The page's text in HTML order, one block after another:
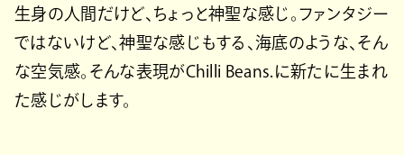
生身の人間だけど、ちょっと神聖な感じ。ファンタジー
ではないけど、神聖な感じもする、海底のような、そん
な空気感。そんな表現がChilli Beans.に新たに生まれ
た感じがします。